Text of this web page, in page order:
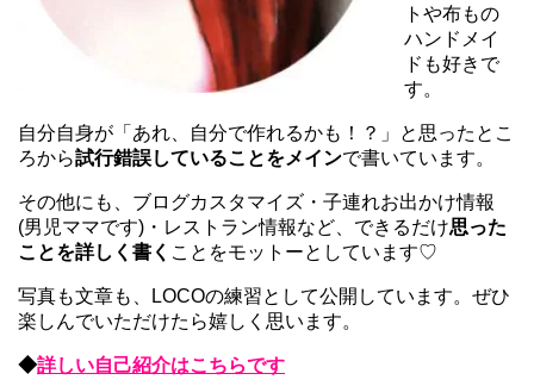
トや布もの
ハンドメイ
ドも好きで
す。
自分自身が「あれ、自分で作れるかも！？」と思ったとこ
ろから試行錯誤していることをメインで書いています。
その他にも、ブログカスタマイズ・子連れお出かけ情報
(男児ママです)・レストラン情報など、できるだけ思った
ことを詳しく書く ことをモットーとしています♡
写真も文章も、LOCOの練習として公開しています。ぜひ
楽しんでいただけたら嬉しく思います。
◆詳しい自己紹介はこちらです